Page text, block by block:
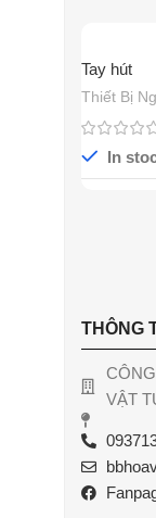
Tay hút
Thiết Bị
In
THÔNG
VẬT